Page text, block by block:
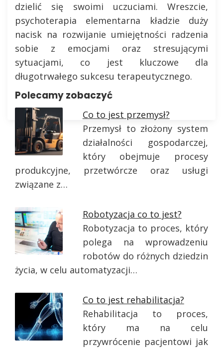
dzielić się swoimi uczuciami. Wreszcie,
psychoterapia elementarna kładzie duży
nacisk na rozwijanie umiejętności radzenia
sobie z emocjami oraz stresującymi
sytuacjami, co jest kluczowe dla
długotrwałego sukcesu terapeutycznego.
Polecamy zobaczyć
Co to jest przemysł?
Przemysł to złożony system
działalności gospodarczej,
który obejmuje procesy
produkcyjne, przetwórcze oraz usługi
związane z…
Robotyzacja co to jest?
Robotyzacja to proces, który
polega na wprowadzeniu
robotów do różnych dziedzin
życia, w celu automatyzacji…
Co to jest rehabilitacja?
Rehabilitacja to proces,
który ma na celu
przywrócenie pacjentowi jak